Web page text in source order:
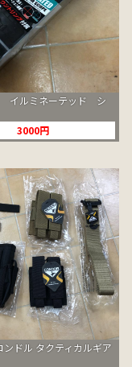
イルミネーテッド シ
3000円
ンドル タクティカルギア